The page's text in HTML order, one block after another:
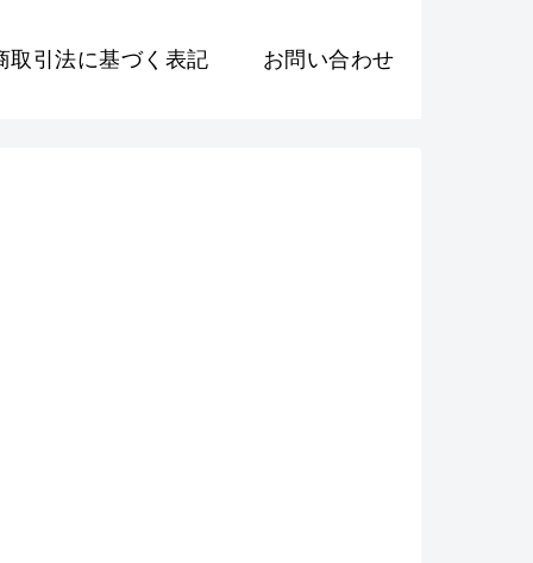
取引法に基づく表記 お問い合わせ